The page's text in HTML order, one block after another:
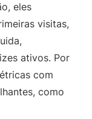
eles
visitas,
ativos. Por
com
como